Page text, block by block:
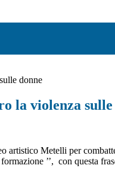
donne
la violenza sulle
artistico Metelli per
’’, con questa